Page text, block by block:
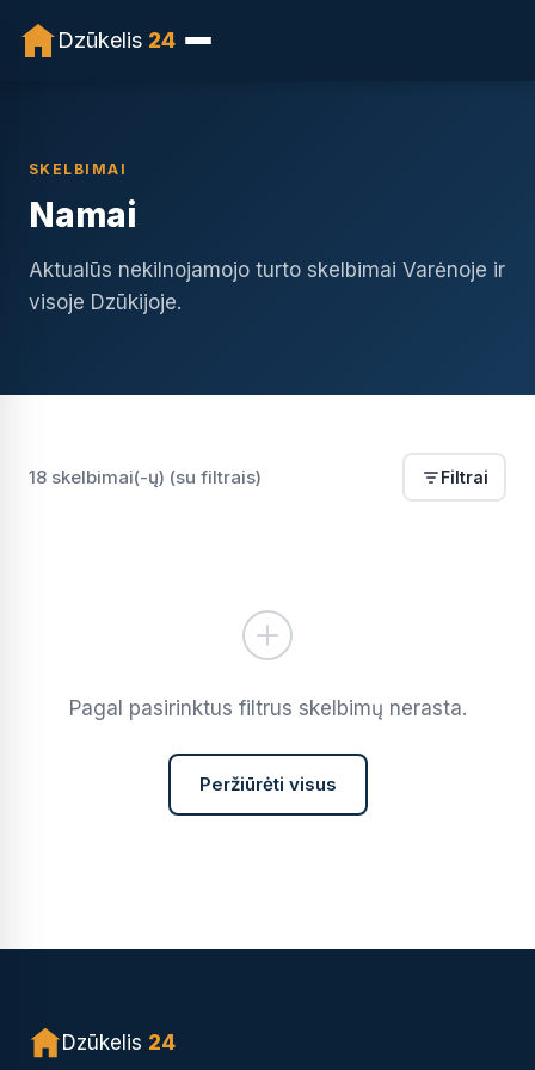
Dzūkelis 24
SKELBIMAI
Namai
Aktualūs nekilnojamojo turto skelbimai Varėnoje ir
visoje Dzūkijoje.
18 skelbimai(-ų) (su filtrais) Filtrai
Pagal pasirinktus filtrus skelbimų nerasta.
Peržiūrėti visus
Dzūkelis 24